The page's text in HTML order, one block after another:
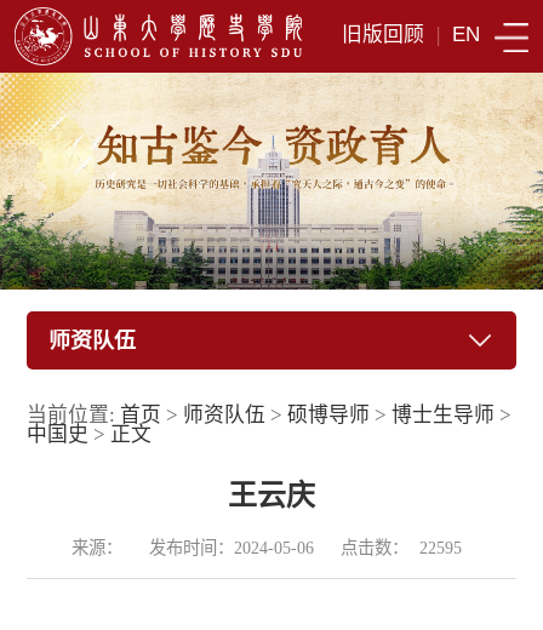
旧版回顾 | EN
师资队伍
当前位置: 首页 > 师资队伍 >硕博导师 >博士生导师 >
中国史 > 正文
王云庆
来源： 发布时间：2024-05-06 点击数： 22595